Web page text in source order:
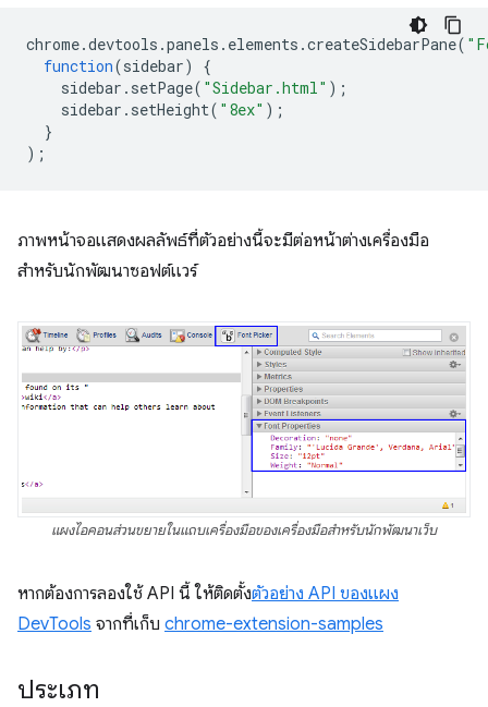
chrome.devtools .panels . elements .createSidebarPane(
function(sidebar)
{
sidebar . setPage( "Sidebar.html" );
sidebar . setHeight( "8ex" );
}
);
ภาพหน้าจอแสดงผลลัพธ์ที่ตัวอย่างนี้จะมีต่อหน้าต่างเครื่องมือ
สำหรับนักพัฒนาซอฟต์แวร์
แผงไอคอนส่วนขยายในแถบเครื่องมือของเครื่องมือสำหรับนักพัฒนาเว็บ
หากต้องการลองใช้ API นี้ ให้ติดตั้งตัวอย่าง API ของแผง
DevTools จากที่เก็บ chrome-extension-samples
ประเภท